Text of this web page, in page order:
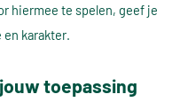
hiermee te spelen, geef je
karakter.
toepassing